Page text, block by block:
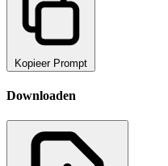
Kopieer Prompt
Downloaden